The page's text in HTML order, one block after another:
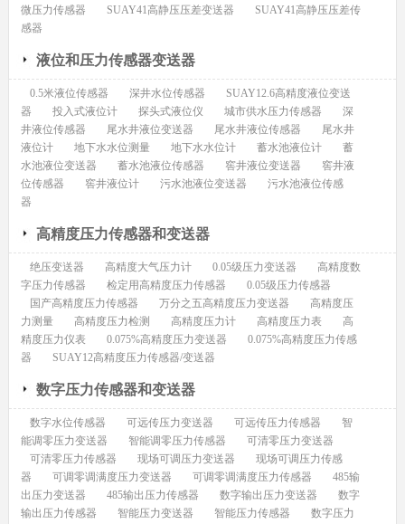
微压力传感器
SUAY41高静压压差变送器
SUAY41高静压压差传
感器
液位和压力传感器变送器
0.5米液位传感器 深井水位传感器
SUAY12.6高精度液位变送
器
投入式液位计 探头式液位仪 城市供水压力传感器
深
井液位传感器
尾水井液位变送器 尾水井液位传感器
尾水井
液位计
地下水水位测量 地下水水位计 蓄水池液位计
蓄
水池液位变送器
蓄水池液位传感器 窖井液位变送器
窖井液
位传感器
窖井液位计 污水池液位变送器
污水池液位传感
器
高精度压力传感器和变送器
绝压变送器 高精度大气压力计 0.05级压力变送器
高精度数
字压力传感器
检定用高精度压力传感器
0.05级压力传感器
国产高精度压力传感器
万分之五高精度压力变送器
高精度压
力测量
高精度压力检测 高精度压力计 高精度压力表
高
精度压力仪表
0.075%高精度压力变送器
0.075%高精度压力传感
器
SUAY12高精度压力传感器/变送器
数字压力传感器和变送器
数字水位传感器 可远传压力变送器 可远传压力传感器
智
能调零压力变送器
智能调零压力传感器
可清零压力变送器
可清零压力传感器
现场可调压力变送器
现场可调压力传感
器
可调零调满度压力变送器 可调零调满度压力传感器
485输
出压力变送器
485输出压力传感器 数字输出压力变送器
数字
输出压力传感器
智能压力变送器 智能压力传感器
数字压力